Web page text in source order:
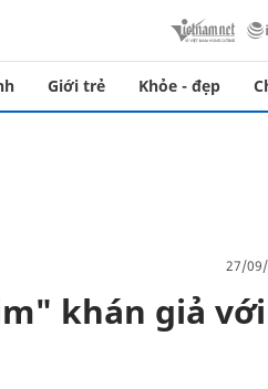
Giới trẻ Khỏe - đẹp
27/
khán giả